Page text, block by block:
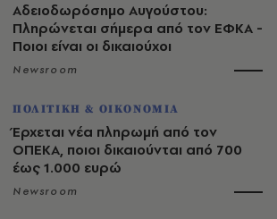
Αδειοδωρόσημο Αυγούστου:
Πληρώνεται σήμερα από τον ΕΦΚΑ -
Ποιοι είναι οι δικαιούχοι
Newsroom
ΠΟΛΙΤΙΚΗ & ΟΙΚΟΝΟΜΙΑ
Έρχεται νέα πληρωμή από τον
ΟΠΕΚΑ, ποιοι δικαιούνται από 700
έως 1.000 ευρώ
Newsroom